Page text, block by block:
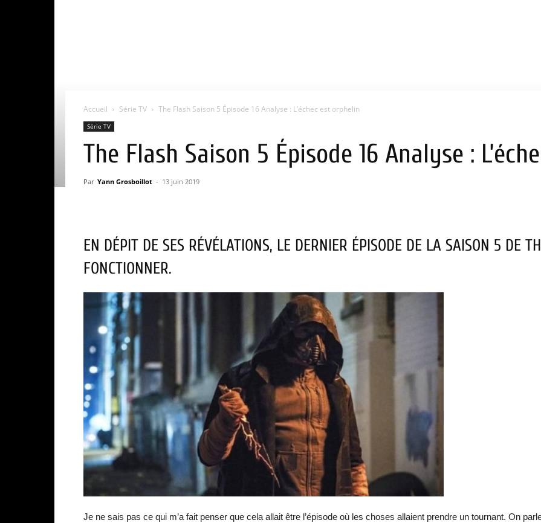
Accueil Série TV The Flash Saison 5 Épisode 16 Analyse : L’échec est orphelin
Série TV
The Flash Saison 5 Épisode 16 Analyse :
Par Yann Grosboillot - 13 juin 2019
EN DÉPIT DE SES RÉVÉLATIONS, LE DERNIER ÉPISODE DE LA SAISON 5 DE
FONCTIONNER.
Je ne sais pas ce qui m’a fait penser que cela allait être l’épisode où les choses allaient prendre un tournant. On